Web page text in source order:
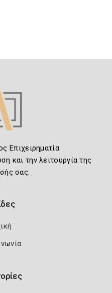
Επιχειρηματία
και την λειτουργία της
σας.